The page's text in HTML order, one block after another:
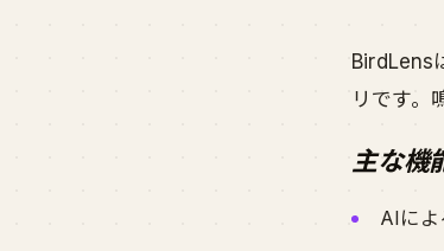
BirdLens
リです。
主な機
AIによ